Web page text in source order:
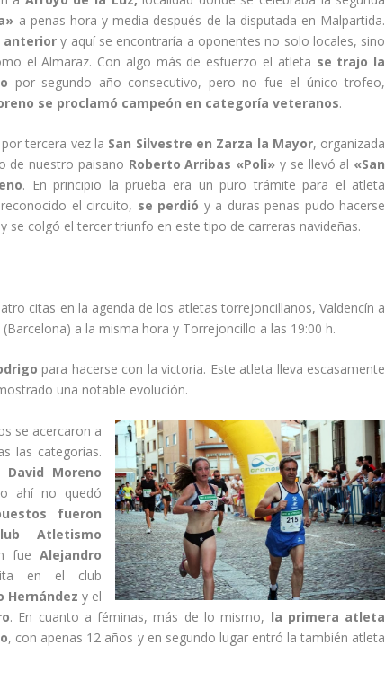
a penas hora y media después de la disputada en Malpartida.
anteriory aquí se encontraría a oponentes no solo locales, sino
el Almaraz. Con algo más de esfuerzo el atleta se trajo la
por segundo año consecutivo, pero no fue el único trofeo,
se proclamó campeón en categoría veteranos.
tercera vez la San Silvestre en Zarza la Mayor, organizada
de nuestro paisano Roberto Arribas «Poli» y se llevó al «San
. En principio la prueba era un puro trámite para el atleta
el circuito, se perdió y a duras penas pudo hacerse
se colgó el tercer triunfo en este tipo de carreras navideñas.
citas en la agenda de los atletas torrejoncillanos, Valdencín a
(Barcelona) a la misma hora y Torrejoncillo a las 19:00 h.
para hacerse con la victoria. Este atleta lleva escasamente
una notable evolución.
se acercaron a
las categorías.
David Moreno
ahí no quedó
fueron
Atletismo
fueAlejandro
en el club
Hernández y el
. En cuanto a féminas, más de lo mismo, la primera atleta
, con apenas 12 años y en segundo lugar entró la también atleta